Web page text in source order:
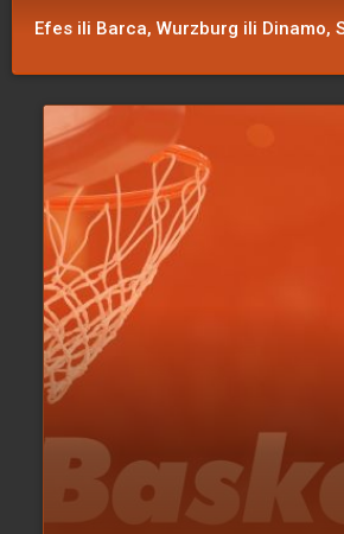
Efes ili Barca, Wurzburg ili Dinamo,